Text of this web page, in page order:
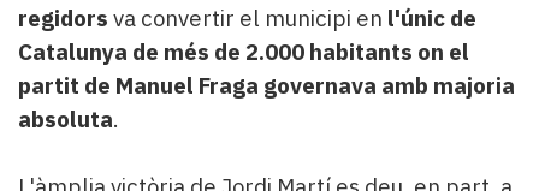
regidors va convertir el municipi en l'únic de
Catalunya de més de 2.000 habitants on el
partit de Manuel Fraga governava amb majoria
absoluta.